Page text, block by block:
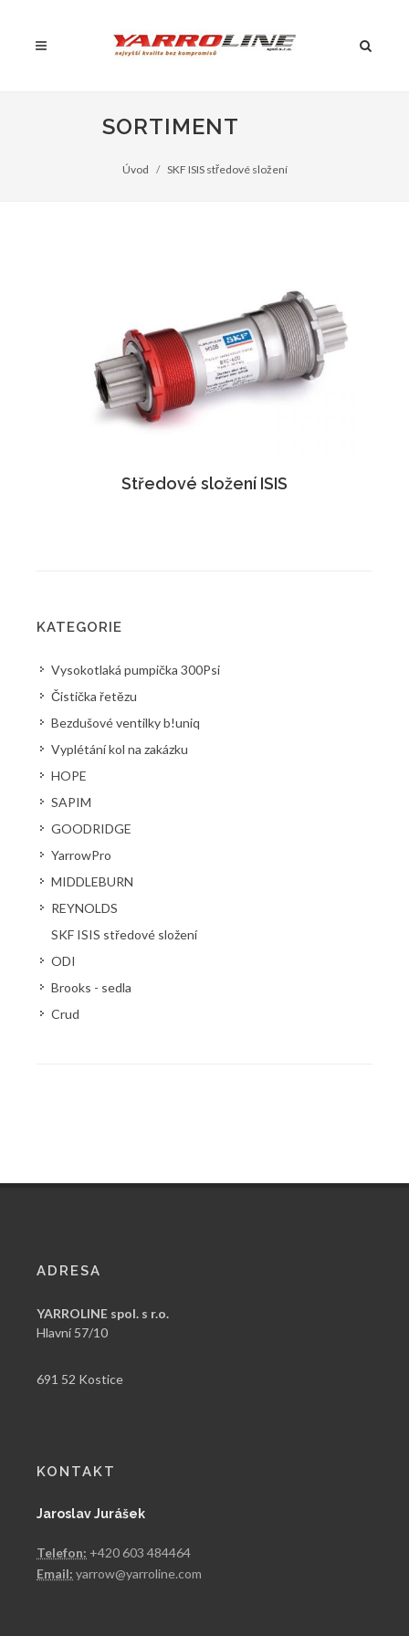
SORTIMENT
Úvod SKF ISIS středové složení
Středové složení ISIS
KATEGORIE
Vysokotlaká pumpička 300Psi
Čistička řetězu
Bezdušové ventilky b!uniq
Vyplétání kol na zakázku
HOPE
SAPIM
GOODRIDGE
YarrowPro
MIDDLEBURN
REYNOLDS
SKF ISIS středové složení
ODI
Brooks - sedla
Crud
ADRESA
YARROLINE spol. s r.o.
Hlavní 57/10
691 52 Kostice
KONTAKT
Jaroslav Jurášek
Telefon: +420 603 484464
Email: yarrow@yarroline.com